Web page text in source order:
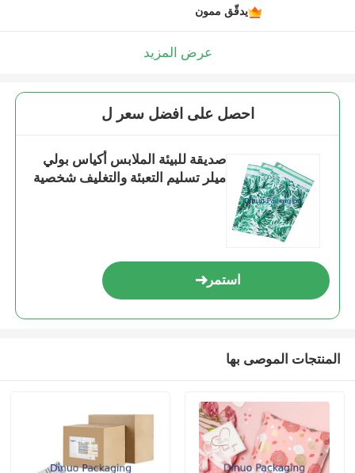
يدقّق ممون
عرض المزيد
احصل على افضل سعر ل
صديقة للبيئة الملابس أكياس بولي
ميلر تسليم التعبئة والتغليف شخصية
استمر
المنتجات الموصى بها